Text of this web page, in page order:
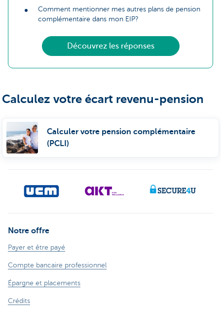
Comment mentionner mes autres plans de pension
complémentaire dans mon EIP?
Découvrez les réponses
Calculez votre écart revenu-pension
Calculer votre pension complémentaire
(PCLI)
Notre offre
Payer et être payé
Compte bancaire professionnel
Épargne et placements
Crédits